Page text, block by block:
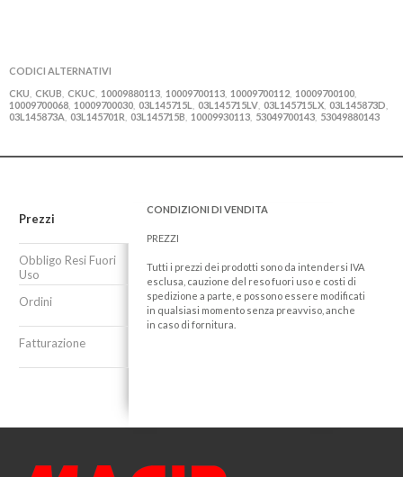
CODICI ALTERNATIVI
CKU CKUB CKUC 10009880113 10009700113 10009700112 10009700100
10009700068 10009700030 03L145715L 03L145715LV 03L145715LX 03L145873D
03L145873A 03L145701R 03L145715B 10009930113 53049700143 53049880143
Prezzi
Obbligo Resi Fuori
Uso
Ordini
Fatturazione
CONDIZIONI DI VENDITA
PREZZI
Tutti i prezzi dei prodotti sono da intendersi IVA
esclusa, cauzione del reso fuori uso e costi di
spedizione a parte, e possono essere modificati
in qualsiasi momento senza preavviso, anche
in caso di fornitura.